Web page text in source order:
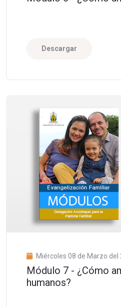
Descargar
Miércoles 08 de Marzo del
Módulo 7 - ¿Cómo
humanos?